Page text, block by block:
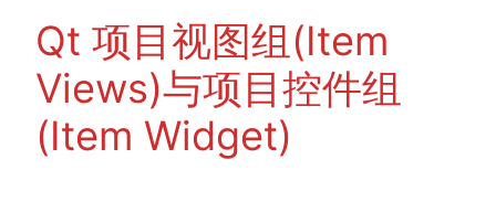
Qt 项目视图组(Item
Views)与项目控件组
(Item Widget)